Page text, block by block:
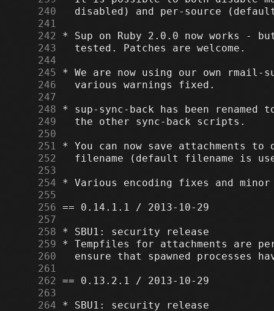
    240
    241
    242
    243
    244
    245
    246
    247
    248
    249
    250
    251
    252
    253
    254
    255
    256
    257
    258
    259
    260
    261
    262
    263
    264